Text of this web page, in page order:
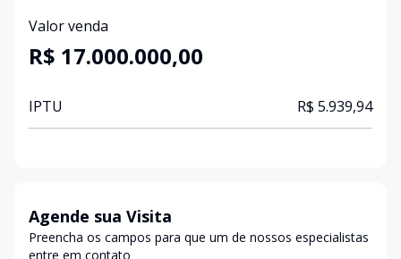
Valor venda
R$ 17.000.000,00
IPTU R$ 5.939,94
Agende sua Visita
Preencha os campos para que um de nossos especialistas
entre em contato